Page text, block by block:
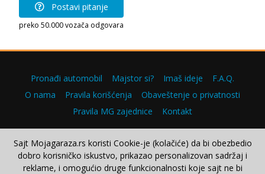
Postavi pitanje
preko 50.000 vozača odgovara
Pronađi automobil Majstor si? Imaš ideje
F.A.Q.
O nama
Pravila korišćenja
Obaveštenje o privatnosti
Pravila MG zajednice
Kontakt
Copyright © 2000–2026.
Sajt Mojagaraza.rs koristi Cookie-je (kolačiće) da bi obezbedio
dobro korisničko iskustvo, prikazao personalizovan sadržaj i
reklame, i omogućio druge funkcionalnosti koje sajt ne bi